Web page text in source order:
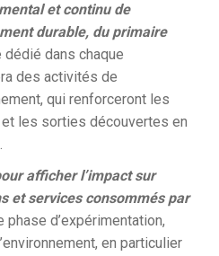
et continu de
durable, du primaire
dédié dans chaque
des activités de
qui renforceront les
les sorties découvertes en
afficher l’impact sur
et services consommés par
phase d’expérimentation,
en particulier